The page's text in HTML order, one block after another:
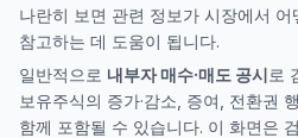
나란히 보면 관련 정보가 시장에서 어
참고하는 데 도움이 됩니다.
일반적으로 내부자 매수·매도 공시로
보유주식의 증가·감소, 증여, 전환권
함께 포함될 수 있습니다. 이 화면은